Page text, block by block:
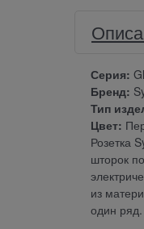
Серия:
Бренд:
Тип
Цвет:
Розетка
шторок
из
один ряд.